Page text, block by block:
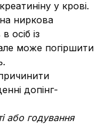
у крові.
ниркова
осіб із
може погіршити
допінг-
або годування